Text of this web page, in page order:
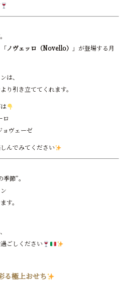
ノヴェッロ（Novello） 」が登場する月
は、
り引き立ててくれます。
ロ
ョヴェーゼ
んでみてください
節”。
す。
ごしください
る極上おせち